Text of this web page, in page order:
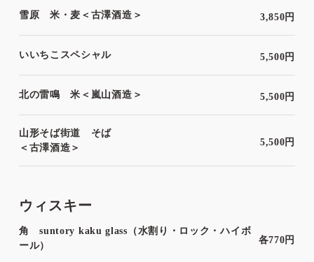
雪原 米・麦＜古澤酒造＞ 3,850円
いいちこスペシャル 5,500円
北の雷鳴 米＜嵐山酒造＞ 5,500円
山形そば街道 そば
＜古澤酒造＞
5,500円
ウィスキー
角 suntory kaku glass（水割り・ロック・ハイボ
ール）
各770円